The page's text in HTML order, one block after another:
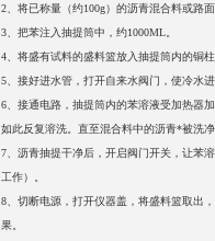
2、将已称量（约100g）的沥青混合料或
3、把苯注入抽提筒中，约1000ML。
4、将盛有试料的盛料篮放入抽提筒内的
5、接好进水管，打开自来水阀门，使冷
6、接通电路，抽提筒内的苯溶液受加热器
如此反复溶洗。直至混合料中的沥青*被
7、沥青抽提干净后，开启阀门开关，让苯
工作）。
8、切断电源，打开仪器盖，将盛料篮取出
果。